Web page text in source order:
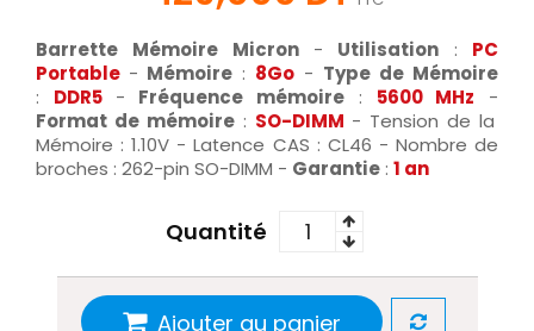
Barrette Mémoire Micron - Utilisation : PC
Portable - Mémoire : 8Go - Type de Mémoire
: DDR5 - Fréquence mémoire : 5600 MHz -
Format de mémoire : SO-DIMM - Tension de la
Mémoire : 1.10V - Latence CAS : CL46 - Nombre de
broches : 262-pin SO-DIMM - Garantie : 1 an
Quantité
Ajouter au panier